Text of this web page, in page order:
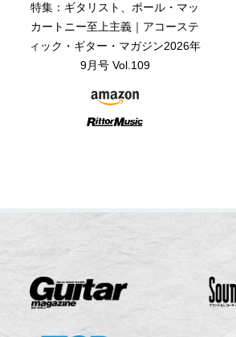
特集：ギタリスト、ポール・マッ
カートニー至上主義｜アコーステ
ィック・ギター・マガジン2026年
9月号 Vol.109